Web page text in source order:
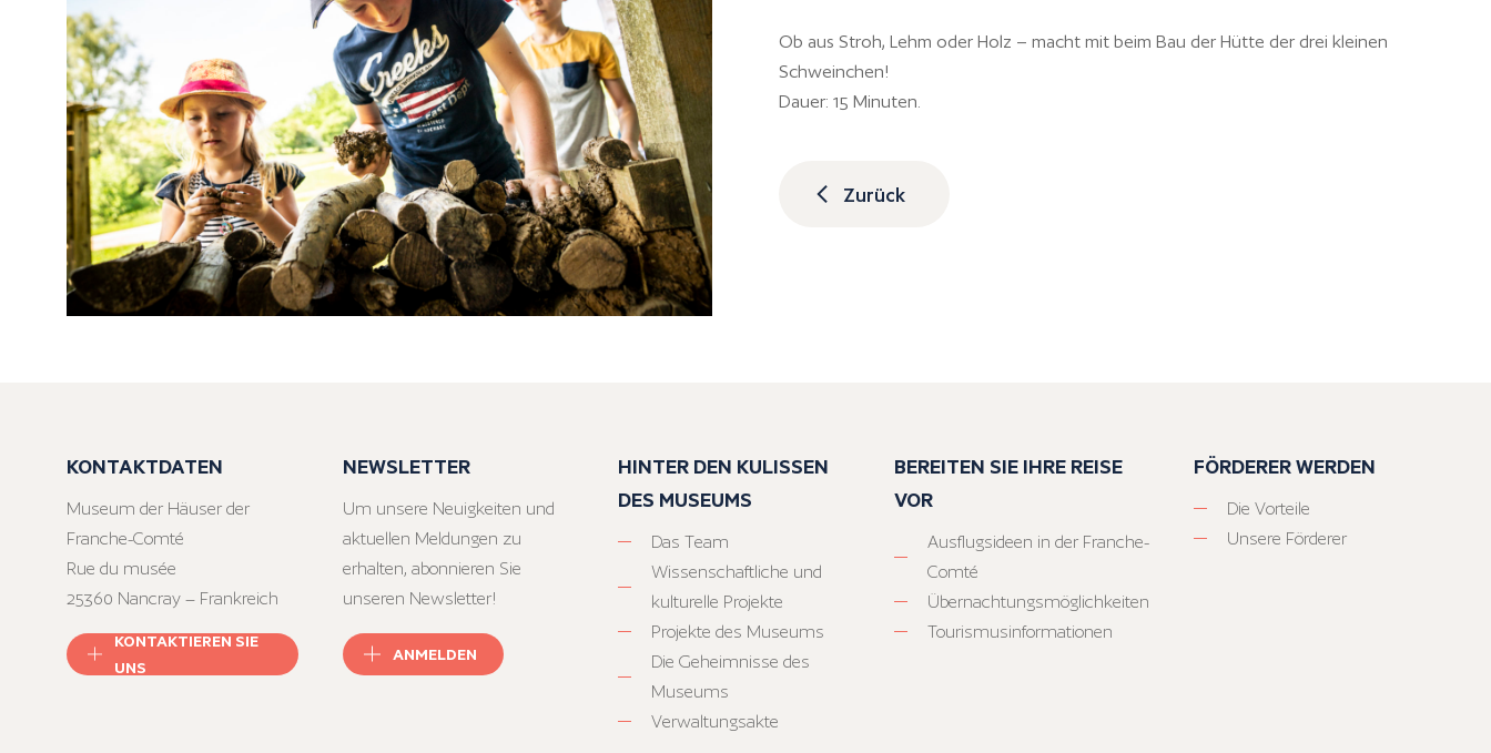
Ob aus Stroh, Lehm oder Holz – macht mit beim Bau der Hütte der drei kleinen
Schweinchen!
Dauer: 15 Minuten.
Zurück
KONTAKTDATEN
Museum der Häuser der
Franche-Comté
Rue du musée
25360 Nancray – Frankreich
KONTAKTIEREN SIE
UNS
NEWSLETTER
Um unsere Neuigkeiten und
aktuellen Meldungen zu
erhalten, abonnieren Sie
unseren Newsletter!
ANMELDEN
HINTER DEN KULISSEN
DES MUSEUMS
Das Team
Wissenschaftliche und
kulturelle Projekte
Projekte des Museums
Die Geheimnisse des
Museums
Verwaltungsakte
BEREITEN SIE IHRE REISE
VOR
Ausflugsideen in der Franche-
Comté
Übernachtungsmöglichkeiten
Tourismusinformationen
FÖRDERER WERDEN
Die Vorteile
Unsere Förderer